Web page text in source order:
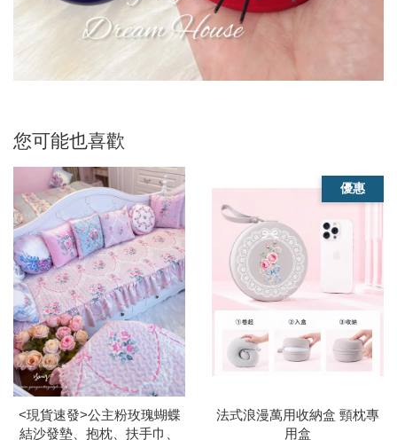
您可能也喜歡
<現貨速發>公主粉玫瑰蝴蝶
結沙發墊、抱枕、扶手巾、
優惠
法式浪漫萬用收納盒 頸枕專
用盒